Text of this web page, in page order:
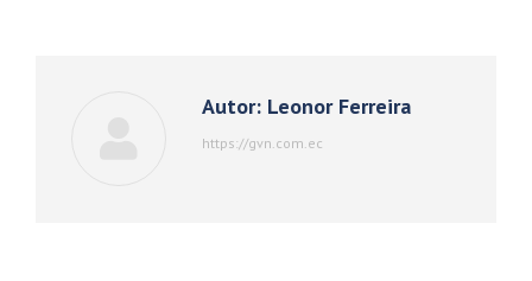
Autor: Leonor Ferreira
https://gvn.com.ec